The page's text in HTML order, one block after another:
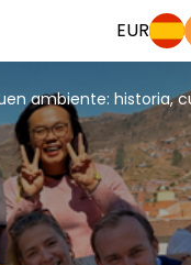
EUR
ambiente: historia,